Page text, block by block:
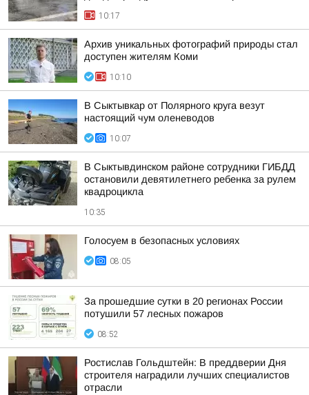
10:17
Архив уникальных фотографий природы стал
доступен жителям Коми
10:10
В Сыктывкар от Полярного круга везут
настоящий чум оленеводов
10:07
В Сыктывдинском районе сотрудники ГИБДД
остановили девятилетнего ребенка за рулем
квадроцикла
10:35
Голосуем в безопасных условиях
08:05
За прошедшие сутки в 20 регионах России
потушили 57 лесных пожаров
08:52
Ростислав Гольдштейн: В преддверии Дня
строителя наградили лучших специалистов
отрасли